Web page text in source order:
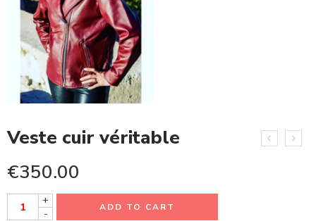
Veste cuir véritable
€350.00
+
-
ADD TO CART